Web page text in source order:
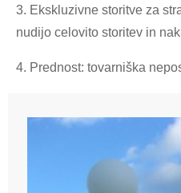
3. Ekskluzivne storitve za
nudijo celovito storitev in
4. Prednost: tovarniška